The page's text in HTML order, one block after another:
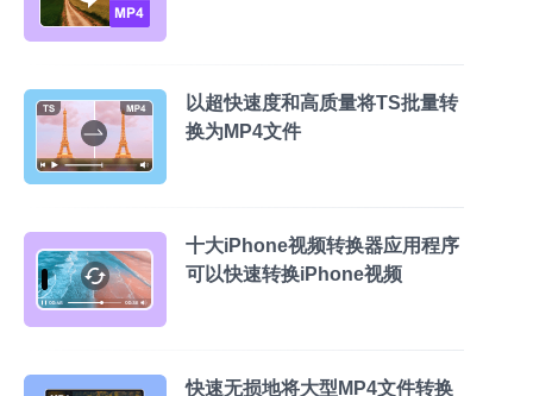
以超快速度和高质量将TS批量转
换为MP4文件
十大iPhone视频转换器应用程序
可以快速转换iPhone视频
快速无损地将大型MP4文件转换